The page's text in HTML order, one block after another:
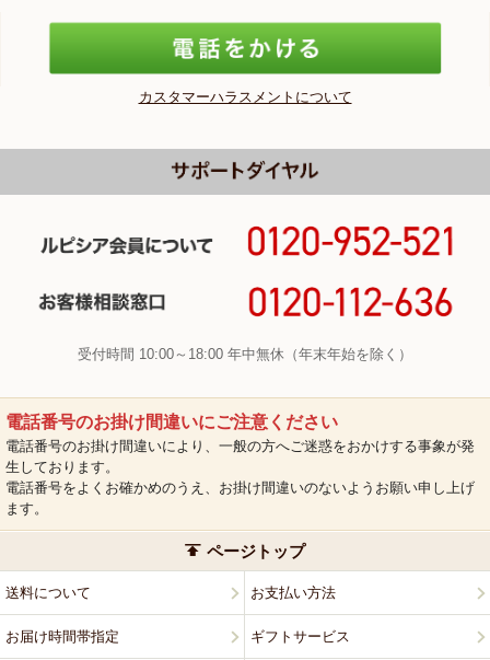
カスタマーハラスメントについて
受付時間 10:00～18:00 年中無休（年末年始を除く）
電話番号のお掛け間違いにご注意ください
電話番号のお掛け間違いにより、一般の方へご迷惑をおかけする事象が発
生しております。
電話番号をよくお確かめのうえ、お掛け間違いのないようお願い申し上げ
ます。
ページトップ
送料について お支払い方法
お届け時間帯指定 ギフトサービス